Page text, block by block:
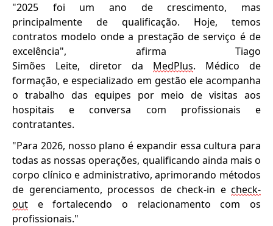
"2025 foi um ano de crescimento, mas
principalmente de qualificação. Hoje, temos
contratos modelo onde a prestação de serviço é de
excelência", afirma Tiago
Simões Leite, diretor da MedPlus. Médico de
formação, e especializado em gestão ele acompanha
o trabalho das equipes por meio de visitas aos
hospitais
e conversa com profissionais e
contratantes.
"Para 2026, nosso plano é expandir essa cultura para
todas as nossas operações, qualificando ainda mais o
corpo clínico e administrativo, aprimorando métodos
de gerenciamento, processos de check-in e check-
out e fortalecendo o relacionamento com os
profissionais."